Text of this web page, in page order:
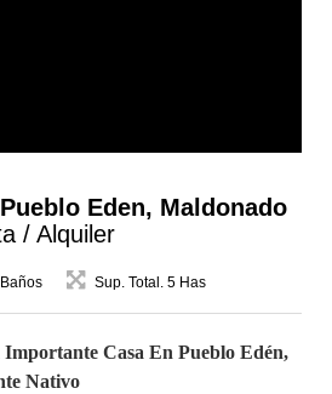
Eden, Maldonado
/ Alquiler
Sup. Total. 5 Has
Casa En Pueblo Edén,
Nativo